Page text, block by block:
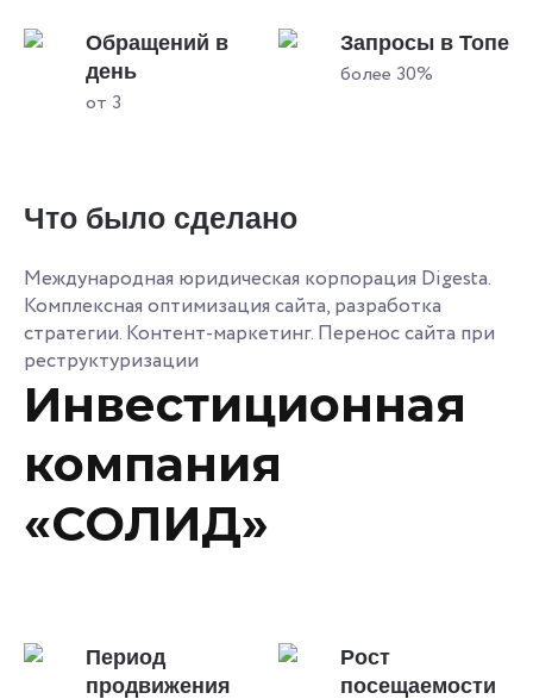
Обращений в
день
от 3
Запросы в Топе
более 30%
Что было сделано
Международная юридическая корпорация Digesta.
Комплексная оптимизация сайта, разработка
стратегии. Контент-маркетинг. Перенос сайта при
реструктуризации
Инвестиционная
компания
«СОЛИД»
Период
продвижения
Рост
посещаемости